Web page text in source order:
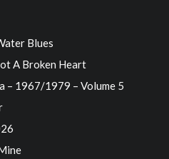
Blues
A Broken Heart
– 1967/1979 – Volume 5